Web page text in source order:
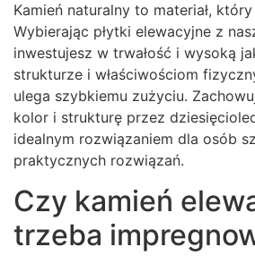
Kamień naturalny to materiał,
Wybierając płytki elewacyjne z
inwestujesz w trwałość i wysoką
strukturze i właściwościom
ulega szybkiemu zużyciu.
kolor i strukturę przez
idealnym rozwiązaniem dla osób
praktycznych rozwiązań.
Czy kamień
trzeba